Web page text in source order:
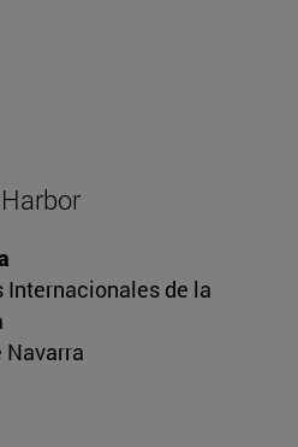
Internacionales de la
Navarra